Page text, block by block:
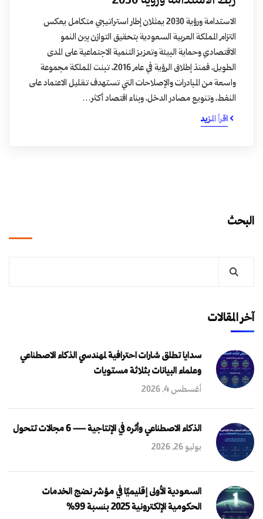
الاستدامة ورؤية 2030 يمثلان إطار استراتيجي متكامل يعكس
التزام المملكة العربية السعودية بتحقيق التوازن بين النمو
الاقتصادي وحماية البيئة وتعزيز التنمية الاجتماعية على المدى
الطويل، فمنذ إطلاق الرؤية في عام 2016، تبنت المملكة مجموعة
واسعة من المبادرات والإصلاحات التي تستهدف تقليل الاعتماد على
النفط، وتنويع مصادر الدخل، وبناء اقتصاد أكثر…
اقرأ المزيد
البحث
آخر المقالات
سدايا تطلق شارات احترافية لمهندسي الذكاء الاصطناعي
وعلماء البيانات بثلاثة مستويات
أغسطس 4, 2026
الذكاء الاصطناعي وأثره في الإنتاجية — 6 مجالات تتحول
يوليو 26, 2026
السعودية الأولى إقليميًا في مؤشر نضج الخدمات
الحكومية الإلكترونية 2025 بنسبة 99%